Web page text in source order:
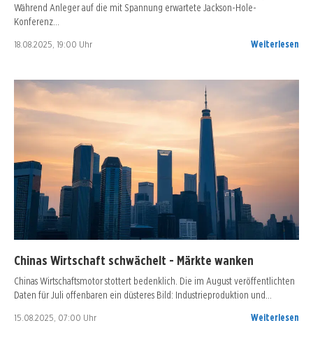
Während Anleger auf die mit Spannung erwartete Jackson-Hole-
Konferenz…
18.08.2025, 19:00 Uhr Weiterlesen
Chinas Wirtschaft schwächelt - Märkte wanken
Chinas Wirtschaftsmotor stottert bedenklich. Die im August veröffentlichten
Daten für Juli offenbaren ein düsteres Bild: Industrieproduktion und…
15.08.2025, 07:00 Uhr Weiterlesen